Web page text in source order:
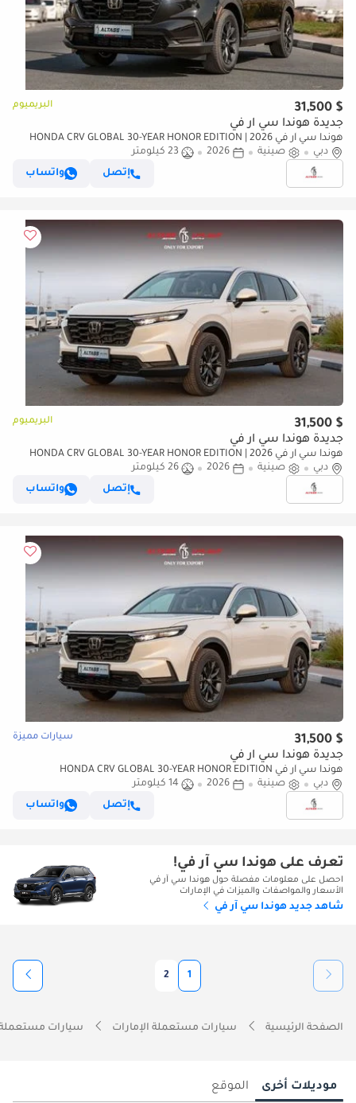
$ 31,500 البريميوم
جديدة هوندا سي آر في
هوندا سي آر في 2026 | HONDA CRV GLOBAL 30-YEAR HONOR EDITION
240TURBO 2WD FRONTIER 7-SEATER EDITION [ EXPORT ONLY ]
دبي صينية 2026
23 كيلومتر
إتصل
واتساب
$ 31,500 البريميوم
جديدة هوندا سي آر في
هوندا سي آر في 2026 | HONDA CRV GLOBAL 30-YEAR HONOR EDITION
240TURBO 2WD FRONTIER 7-SEATER [EXPORT ONLY]
دبي صينية 2026
26 كيلومتر
إتصل
واتساب
$ 31,500 سيارات مميزة
جديدة هوندا سي آر في
هوندا سي آر في HONDA CRV GLOBAL 30-YEAR HONOR EDITION
240TURBO 2WD FRONTIER 7-SEATER [ EXPORT ONLY ]
دبي صينية 2026
14 كيلومتر
إتصل
واتساب
تعرف على هوندا سي آر في!
احصل على معلومات مفصلة حول هوندا سي آر في
الأسعار والمواصفات والميزات في الإمارات
شاهد جديد هوندا سي آر في
1
2
الصفحة الرئيسية سيارات مستعملة الإمارات سيارات
موديلات أخرى الموقع